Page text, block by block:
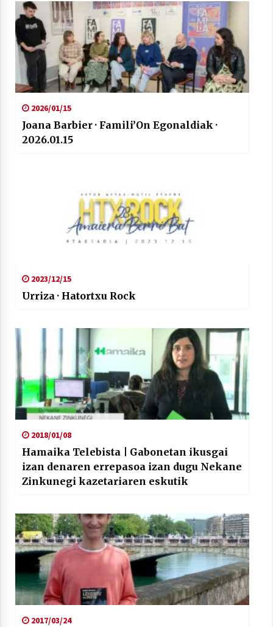
2026/01/15
Joana Barbier · Famili’On Egonaldiak ·
2026.01.15
2023/12/15
Urriza · Hatortxu Rock
2018/01/08
Hamaika Telebista | Gabonetan ikusgai
izan denaren errepasoa izan dugu Nekane
Zinkunegi kazetariaren eskutik
2017/03/24